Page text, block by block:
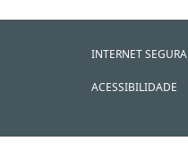
INTERNET SEGURA
ACESSIBILIDADE